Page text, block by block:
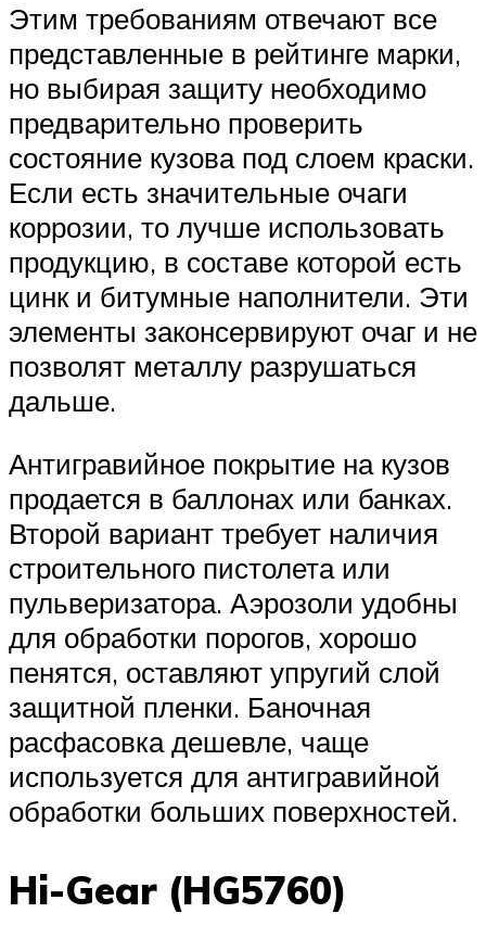
Этим требованиям отвечают все
представленные в рейтинге марки,
но выбирая защиту необходимо
предварительно проверить
состояние кузова под слоем краски.
Если есть значительные очаги
коррозии, то лучше использовать
продукцию, в составе которой есть
цинк и битумные наполнители. Эти
элементы законсервируют очаг и не
позволят металлу разрушаться
дальше.
Антигравийное покрытие на кузов
продается в баллонах или банках.
Второй вариант требует наличия
строительного пистолета или
пульверизатора. Аэрозоли удобны
для обработки порогов, хорошо
пенятся, оставляют упругий слой
защитной пленки. Баночная
расфасовка дешевле, чаще
используется для антигравийной
обработки больших поверхностей.
Hi-Gear (HG5760)